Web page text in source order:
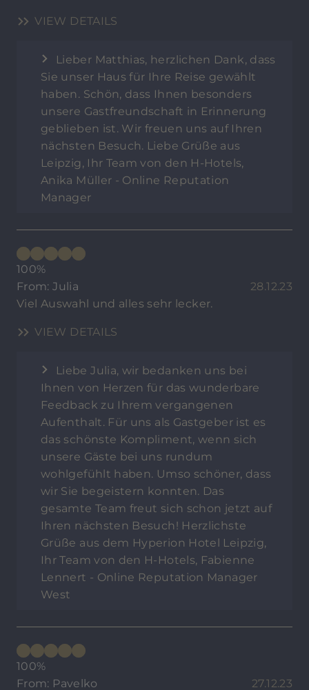
VIEW DETAILS
Lieber Matthias, herzlichen Dank, dass
Sie unser Haus für Ihre Reise gewählt
haben. Schön, dass Ihnen besonders
unsere Gastfreundschaft in Erinnerung
geblieben ist. Wir freuen uns auf Ihren
nächsten Besuch. Liebe Grüße aus
Leipzig, Ihr Team von den H-Hotels,
Anika Müller - Online Reputation
Manager
100%
From: Julia
28.12.23
Viel Auswahl und alles sehr lecker.
VIEW DETAILS
Liebe Julia, wir bedanken uns bei
Ihnen von Herzen für das wunderbare
Feedback zu Ihrem vergangenen
Aufenthalt. Für uns als Gastgeber ist es
das schönste Kompliment, wenn sich
unsere Gäste bei uns rundum
wohlgefühlt haben. Umso schöner, dass
wir Sie begeistern konnten. Das
gesamte Team freut sich schon jetzt auf
Ihren nächsten Besuch! Herzlichste
Grüße aus dem Hyperion Hotel Leipzig,
Ihr Team von den H-Hotels, Fabienne
Lennert - Online Reputation Manager
West
100%
From: Pavelko
27.12.23